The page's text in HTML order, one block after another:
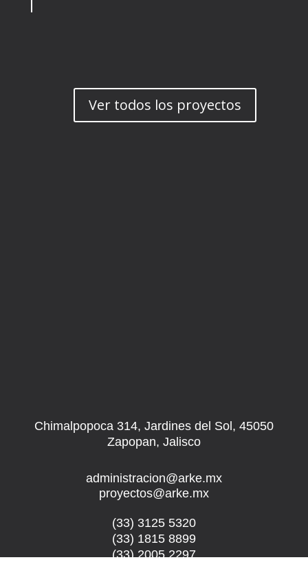
Ver todos los proyectos
Chimalpopoca 314, Jardines del Sol, 45050
Zapopan, Jalisco
administracion@arke.mx
proyectos@arke.mx
(33) 3125 5320
(33) 1815 8899
(33) 2005 2297